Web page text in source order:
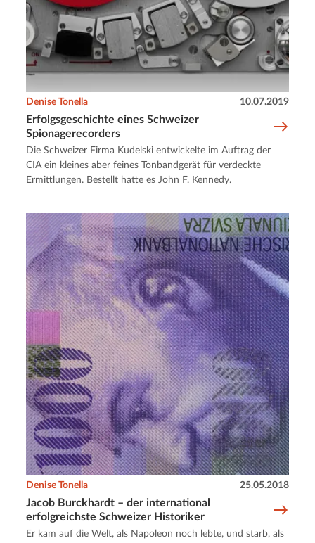
Erfolgsgeschichte eines Schweizer
Spionagerecorders
Denise Tonella 10.07.2019
Die Schweizer Firma Kudelski entwickelte im Auftrag der
CIA ein kleines aber feines Tonbandgerät für verdeckte
Ermittlungen. Bestellt hatte es John F. Kennedy.
Jacob Burckhardt – der international
erfolgreichste Schweizer Historiker
Denise Tonella 25.05.2018
Er kam auf die Welt, als Napoleon noch lebte, und starb, als